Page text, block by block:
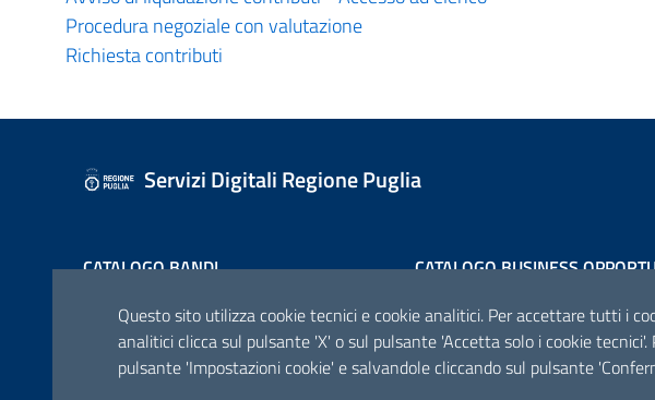
Questo sito utilizza cookie tecnici e cookie analitici. Per accettare tutti i
analitici clicca sul pulsante 'X' o sul pulsante 'Accetta solo i cookie
pulsante 'Impostazioni cookie' e salvandole cliccando sul pulsante
Procedura negoziale con valutazione
Richiesta contributi
Servizi Digitali Regione Puglia
CATALOGO BANDI CATALOGO BUSINESS